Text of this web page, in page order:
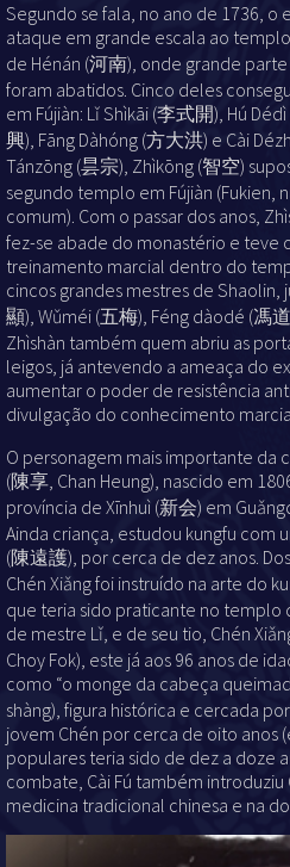
Segundo se fala, no ano de 1736, o
ataque em grande escala ao
de Hénán (河南), onde grande
foram abatidos. Cinco deles
em Fújiàn: Lǐ Shìkāi (李式開), Hú
興), Fāng Dàhóng (方大洪) e Cài
Tánzōng (昙宗), Zhìkōng (智空)
segundo templo em Fújiàn (Fukien,
comum). Com o passar dos anos,
fez-se abade do monastério e teve
treinamento marcial dentro do
cincos grandes mestres de Shaolin,
顯), Wǔméi (五梅), Féng dàodé (馮
Zhìshàn também quem abriu as
leigos, já antevendo a ameaça do
aumentar o poder de resistência
divulgação do conhecimento
O personagem mais importante da
(陳享, Chan Heung), nascido em
província de Xīnhuì (新会) em
Ainda criança, estudou kungfu com
(陳遠護), por cerca de dez anos.
Chén Xiǎng foi instruído na arte do
que teria sido praticante no templo
de mestre Lǐ, e de seu tio, Chén
Choy Fok), este já aos 96 anos de
como “o monge da cabeça
shàng), figura histórica e cercada
jovem Chén por cerca de oito anos
populares teria sido de dez a doze
combate, Cài Fú também introduziu
medicina tradicional chinesa e na